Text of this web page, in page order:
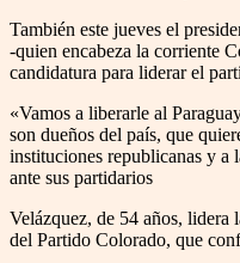
También este jueves el
-quien encabeza la corriente
candidatura para liderar el
«Vamos a liberarle al
son dueños del país, que
instituciones republicanas y a
ante sus partidarios
Velázquez, de 54 años, lidera
del Partido Colorado, que